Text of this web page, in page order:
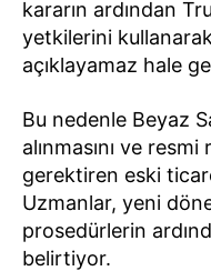
kararın ardından
yetkilerini
açıklayamaz hale
Bu nedenle Beyaz
alınmasını ve resmi
gerektiren eski
Uzmanlar, yeni
prosedürlerin
belirtiyor.